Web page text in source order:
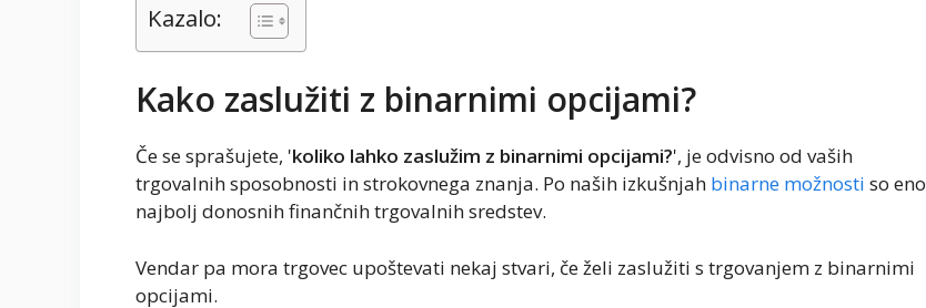
Kazalo:
Kako zaslužiti z binarnimi opcijami?
Če se sprašujete, 'koliko lahko zaslužim z binarnimi opcijami?', je odvisno od vaših
trgovalnih sposobnosti in strokovnega znanja. Po naših izkušnjah binarne možnosti so eno
najbolj donosnih finančnih trgovalnih sredstev.
Vendar pa mora trgovec upoštevati nekaj stvari, če želi zaslužiti s trgovanjem z binarnimi
opcijami.